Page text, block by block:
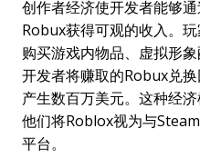
创作者经济使开发者能够
Robux获得可观的收入。
购买游戏内物品、虚拟形
开发者将赚取的Robux兑
产生数百万美元。这种经
他们将Roblox视为与
平台。